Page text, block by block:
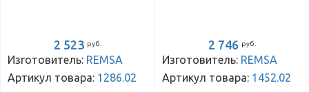
2 523 руб.
Изготовитель: REMSA
Артикул товара: 1286.02
2 746 руб.
Изготовитель: REMSA
Артикул товара: 1452.02